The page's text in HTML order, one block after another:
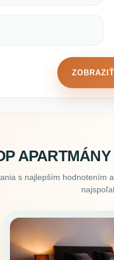
s najlepším hodnotením